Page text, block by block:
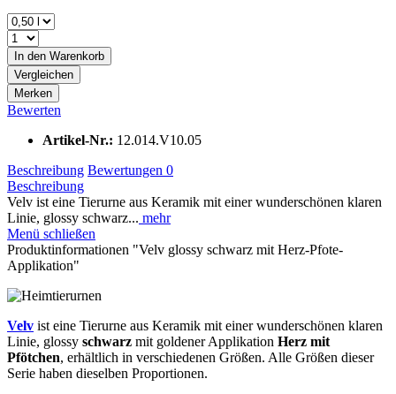
In den Warenkorb
Vergleichen
Merken
Bewerten
Artikel-Nr.: 12.014.V10.05
Beschreibung Bewertungen 0
Beschreibung
Velv ist eine Tierurne aus Keramik mit einer wunderschönen klaren
Linie, glossy schwarz... mehr
Menü schließen
Produktinformationen "Velv glossy schwarz mit Herz-Pfote-
Applikation"
Velv ist eine Tierurne aus Keramik mit einer wunderschönen klaren
Linie, glossy schwarz mit goldener Applikation Herz mit
Pfötchen, erhältlich in verschiedenen Größen. Alle Größen dieser
Serie haben dieselben Proportionen.